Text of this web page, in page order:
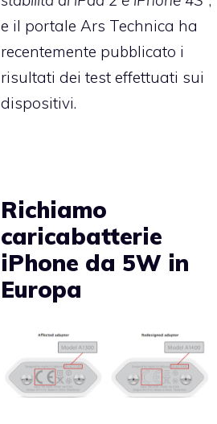
e il portale Ars Technica ha
recentemente pubblicato i
risultati dei test effettuati sui
dispositivi.
Richiamo
caricabatterie
iPhone da 5W in
Europa